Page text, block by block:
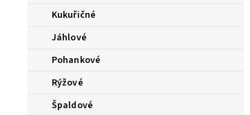
Kukuřičné
Jáhlové
Pohankové
Rýžové
Špaldové